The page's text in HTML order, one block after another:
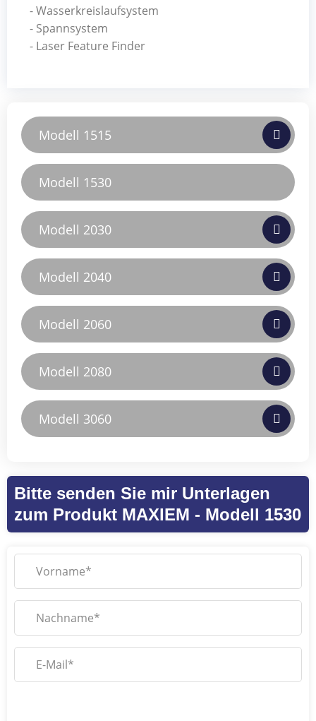
- Wasserkreislaufsystem
- Spannsystem
- Laser Feature Finder
Modell 1515
Modell 1530
Modell 2030
Modell 2040
Modell 2060
Modell 2080
Modell 3060
Bitte senden Sie mir Unterlagen
zum Produkt MAXIEM - Modell 1530